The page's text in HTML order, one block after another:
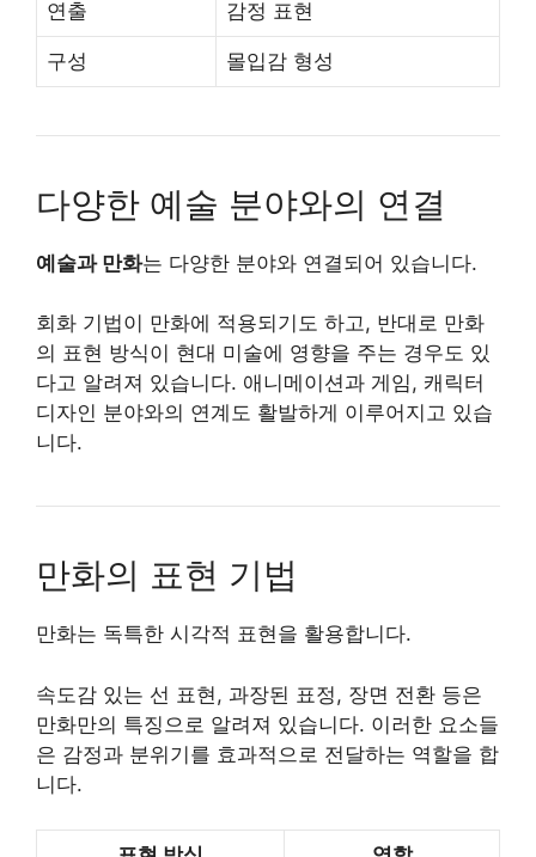
연출 감정 표현
구성 몰입감 형성
다양한 예술 분야와의 연결
예술과 만화는 다양한 분야와 연결되어 있습니다.
회화 기법이 만화에 적용되기도 하고, 반대로 만화
의 표현 방식이 현대 미술에 영향을 주는 경우도 있
다고 알려져 있습니다. 애니메이션과 게임, 캐릭터
디자인 분야와의 연계도 활발하게 이루어지고 있습
니다.
만화의 표현 기법
만화는 독특한 시각적 표현을 활용합니다.
속도감 있는 선 표현, 과장된 표정, 장면 전환 등은
만화만의 특징으로 알려져 있습니다. 이러한 요소들
은 감정과 분위기를 효과적으로 전달하는 역할을 합
니다.